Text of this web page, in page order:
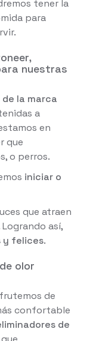
tener la
para
nuestras
la marca
a
en
que
o perros.
iniciar o
que atraen
así,
y felices.
olor
de
confortable
de